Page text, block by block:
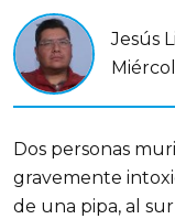
Jesús
Dos personas
gravemente
de una pipa, al